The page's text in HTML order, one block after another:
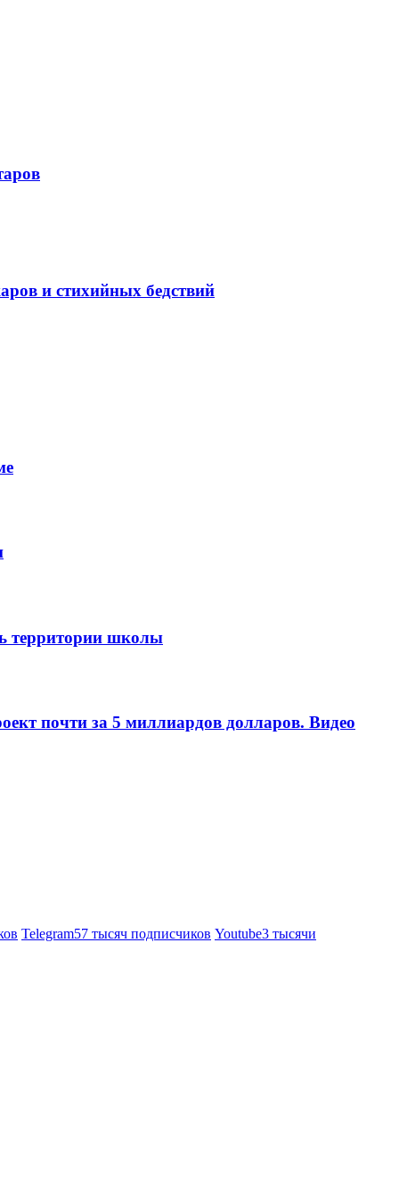
и стихийных бедствий
территории школы
почти за 5 миллиардов долларов. Видео
Telegram57 тысяч подписчиков Youtube3 тысячи